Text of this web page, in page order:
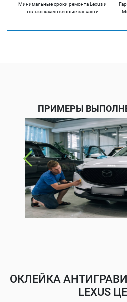
Минимальные сроки ремонта Lexus и
только качественные запчасти
ПРИМЕРЫ
ОКЛЕЙКА
LEXUS